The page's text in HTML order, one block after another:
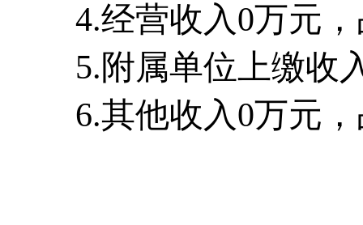
4.经营收入0万元
5.附属单位上缴收
6.其他收入0万元